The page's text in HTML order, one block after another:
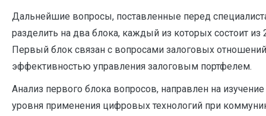
Дальнейшие вопросы, поставленные перед
разделить на два блока, каждый из которых состоит из
Первый блок связан с вопросами залоговых
эффективностью управления залоговым портфелем.
Анализ первого блока вопросов, направлен на изучение
уровня применения цифровых технологий при